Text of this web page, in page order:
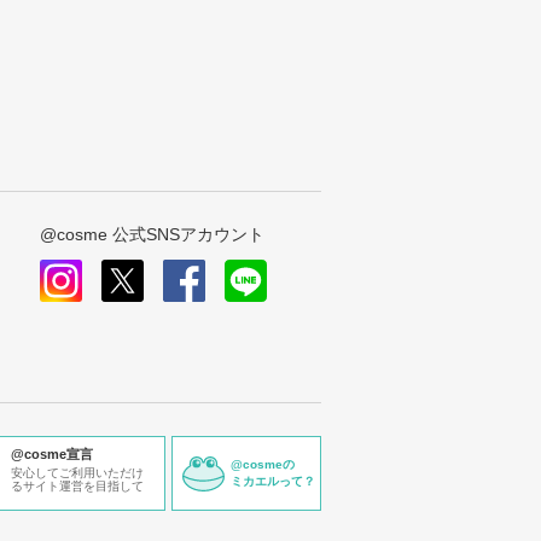
@cosme 公式SNSアカウント
@cosme宣言
安心してご利用いただけ
るサイト運営を目指して
@cosmeの
ミカエルって？